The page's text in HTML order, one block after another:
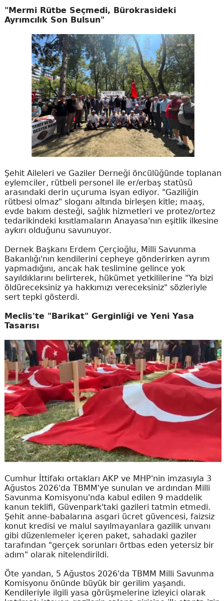
"Mermi Rütbe Seçmedi, Bürokrasideki
Ayrımcılık Son Bulsun"
Şehit Aileleri ve Gaziler Derneği öncülüğünde toplanan
eylemciler, rütbeli personel ile er/erbaş statüsü
arasındaki derin uçuruma isyan ediyor. "Gaziliğin
rütbesi olmaz" sloganı altında birleşen kitle; maaş,
evde bakım desteği, sağlık hizmetleri ve protez/ortez
tedarikindeki kısıtlamaların Anayasa'nın eşitlik ilkesine
aykırı olduğunu savunuyor.
Dernek Başkanı Erdem Çerçioğlu, Milli Savunma
Bakanlığı'nın kendilerini cepheye gönderirken ayrım
yapmadığını, ancak hak teslimine gelince yok
sayıldıklarını belirterek, hükümet yetkililerine "Ya bizi
öldüreceksiniz ya hakkımızı vereceksiniz" sözleriyle
sert tepki gösterdi.
Meclis'te "Barikat" Gerginliği ve Yeni Yasa
Tasarısı
Cumhur İttifakı ortakları AKP ve MHP'nin imzasıyla 3
Ağustos 2026'da TBMM'ye sunulan ve ardından Milli
Savunma Komisyonu'nda kabul edilen 9 maddelik
kanun teklifi, Güvenpark'taki gazileri tatmin etmedi.
Şehit anne-babalarına asgari ücret güvencesi, faizsiz
konut kredisi ve malul sayılmayanlara gazilik unvanı
gibi düzenlemeler içeren paket, sahadaki gaziler
tarafından "gerçek sorunları örtbas eden yetersiz bir
adım" olarak nitelendirildi.
Öte yandan, 5 Ağustos 2026'da TBMM Milli Savunma
Komisyonu önünde büyük bir gerilim yaşandı.
Kendileriyle ilgili yasa görüşmelerine izleyici olarak